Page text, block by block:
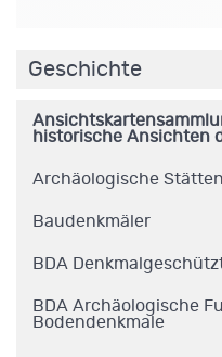
Geschichte
historische Ansichten
Archäologische Stätten
Baudenkmäler
BDA
BDA Archäologische
Bodendenkmale